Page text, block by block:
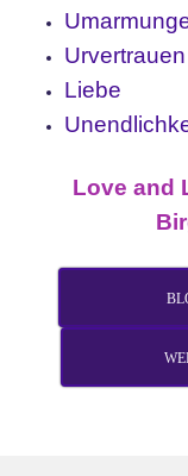
Urvertrauen
Liebe
Love and